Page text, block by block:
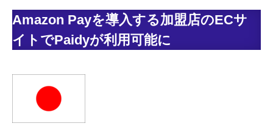
Amazon Payを導入する加盟店のECサ
イトでPaidyが利用可能に